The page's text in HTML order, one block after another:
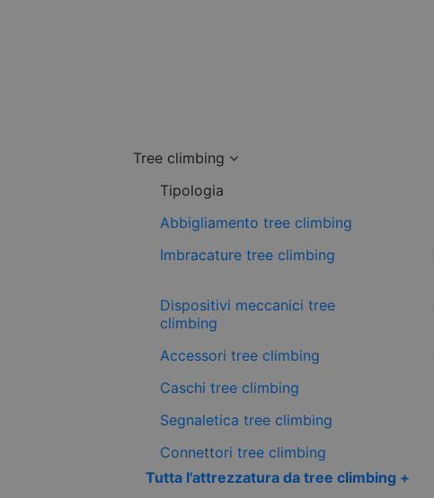
Tree climbing
Tipologia
Abbigliamento tree climbing
Imbracature tree climbing
Dispositivi meccanici tree
climbing
Accessori tree climbing
Caschi tree climbing
Segnaletica tree climbing
Connettori tree climbing
Tutta l'attrezzatura da tree climbing +